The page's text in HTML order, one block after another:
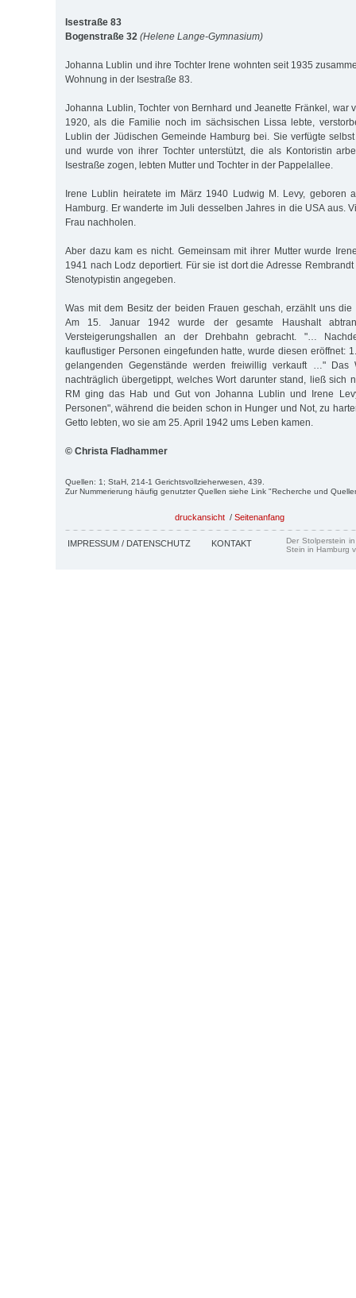
Isestraße 83
Bogenstraße 32 (Helene Lange-Gymnasium)
Johanna Lublin und ihre Tochter Irene wohnten seit 1935
Wohnung in der Isestraße 83.
Johanna Lublin, Tochter von Bernhard und Jeanette Fränkel, war
1920, als die Familie noch im sächsischen Lissa lebte,
Lublin der Jüdischen Gemeinde Hamburg bei. Sie verfügte
und wurde von ihrer Tochter unterstützt, die als Kontoristin
Isestraße zogen, lebten Mutter und Tochter in der Pappelallee.
Irene Lublin heiratete im März 1940 Ludwig M. Levy, geboren
Hamburg. Er wanderte im Juli desselben Jahres in die USA aus.
Frau nachholen.
Aber dazu kam es nicht. Gemeinsam mit ihrer Mutter wurde
1941 nach Lodz deportiert. Für sie ist dort die Adresse
Stenotypistin angegeben.
Was mit dem Besitz der beiden Frauen geschah, erzählt uns die
Am 15. Januar 1942 wurde der gesamte Haushalt
Versteigerungshallen an der Drehbahn gebracht. "…
kauflustiger Personen eingefunden hatte, wurde diesen eröffnet:
gelangenden Gegenstände werden freiwillig verkauft …" Das
nachträglich übergetippt, welches Wort darunter stand, ließ sich
RM ging das Hab und Gut von Johanna Lublin und Irene
Personen", während die beiden schon in Hunger und Not, zu
Getto lebten, wo sie am 25. April 1942 ums Leben kamen.
© Christa Fladhammer
Quellen: 1; StaH, 214-1 Gerichtsvollzieherwesen, 439.
Zur Nummerierung häufig genutzter Quellen siehe Link "Recherche und
druckansicht / Seitenanfang
IMPRESSUM / DATENSCHUTZ KONTAKT
Der Stolperstein
Stein in Hamburg